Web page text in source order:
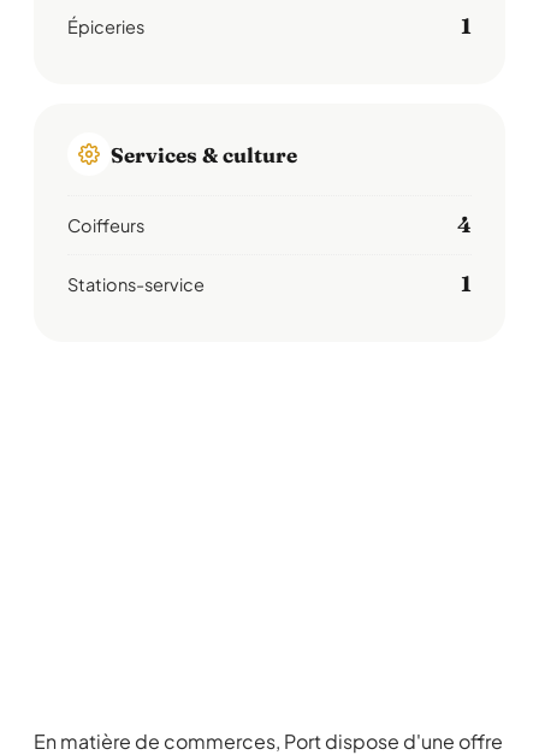
Épiceries 1
Services & culture
Coiffeurs 4
Stations-service 1
En matière de commerces, Port dispose d'une offre